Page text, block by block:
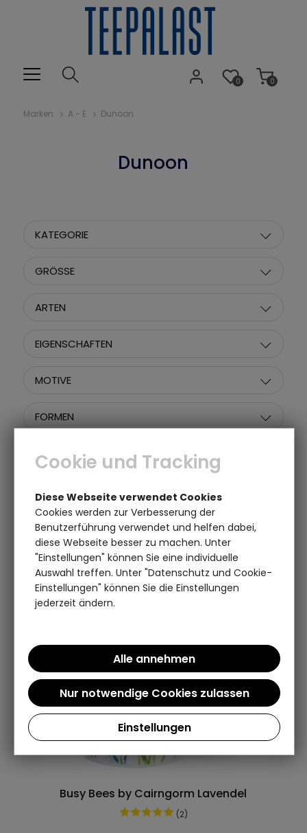
0
0
Marken A - E Dunoon
Dunoon
KATEGORIE
GRÖSSE
ARTEN
EIGENSCHAFTEN
MOTIVE
FORMEN
PREIS
Sortieren nach:
Artikel pro Seite:
Busy Bees by Cairngorm Lavendel
(2)
Cookie und Tracking
Diese Webseite verwendet Cookies
Cookies werden zur Verbesserung der
Benutzerführung verwendet und helfen dabei,
diese Webseite besser zu machen. Unter
"Einstellungen" können Sie eine individuelle
Auswahl treffen. Unter "Datenschutz und Cookie-
Einstellungen" können Sie die Einstellungen
jederzeit ändern.
Einstellungen